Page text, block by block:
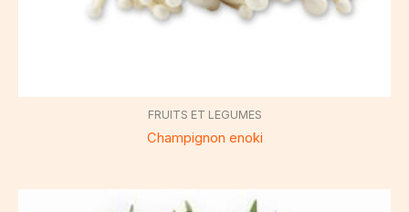
FRUITS ET LEGUMES
Champignon enoki